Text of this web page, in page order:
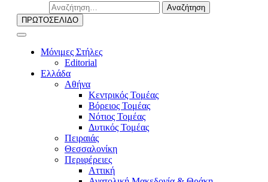
Αναζήτηση
για:
ΠΡΩΤΟΣΕΛΙΔΟ
Μόνιμες Στήλες
Editorial
Ελλάδα
Αθήνα
Κεντρικός Τομέας
Βόρειος Τομέας
Νότιος Τομέας
Δυτικός Τομέας
Πειραιάς
Θεσσαλονίκη
Περιφέρειες
Αττική